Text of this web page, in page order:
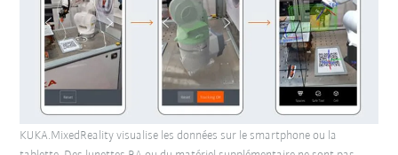
KUKA.MixedReality visualise les données sur le smartphone ou la